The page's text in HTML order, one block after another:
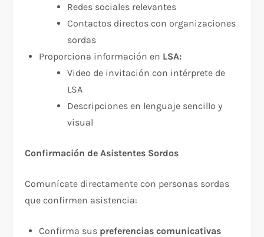
Redes sociales relevantes
Contactos directos con organizaciones
sordas
Proporciona información en LSA:
Video de invitación con intérprete de
LSA
Descripciones en lenguaje sencillo y
visual
Confirmación de Asistentes Sordos
Comunícate directamente con personas sordas
que confirmen asistencia:​
Confirma sus preferencias comunicativas